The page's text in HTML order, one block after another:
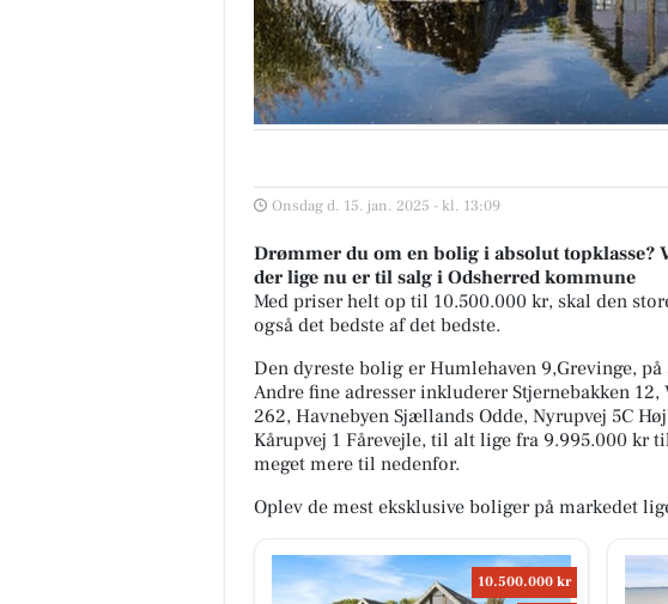
Onsdag d. 15. jan. 2025 - kl. 13:09
Drømmer du om en bolig i absolut topklasse?
der lige nu er til salg i Odsherred kommune
Med priser helt op til 10.500.000 kr, skal den
også det bedste af det bedste.
Den dyreste bolig er Humlehaven 9,Grevinge,
Andre fine adresser inkluderer Stjernebakken 12,
262, Havnebyen Sjællands Odde, Nyrupvej 5C
Kårupvej 1 Fårevejle, til alt lige fra 9.995.000 kr
meget mere til nedenfor.
Oplev de mest eksklusive boliger på markedet
10.500.000 kr